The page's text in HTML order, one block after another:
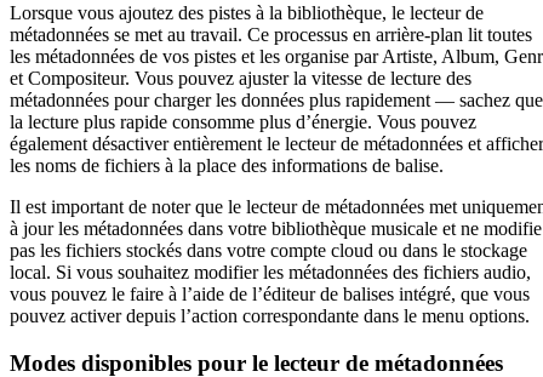
Lorsque vous ajoutez des pistes à la bibliothèque, le lecteur de
métadonnées se met au travail. Ce processus en arrière-plan lit toutes
les métadonnées de vos pistes et les organise par Artiste, Album,
et Compositeur. Vous pouvez ajuster la vitesse de lecture des
métadonnées pour charger les données plus rapidement — sachez que
la lecture plus rapide consomme plus d’énergie. Vous pouvez
également désactiver entièrement le lecteur de métadonnées et afficher
les noms de fichiers à la place des informations de balise.
Il est important de noter que le lecteur de métadonnées met
à jour les métadonnées dans votre bibliothèque musicale et ne modifie
pas les fichiers stockés dans votre compte cloud ou dans le stockage
local. Si vous souhaitez modifier les métadonnées des fichiers audio,
vous pouvez le faire à l’aide de l’éditeur de balises intégré, que vous
pouvez activer depuis l’action correspondante dans le menu options.
Modes disponibles pour le lecteur de métadonnées